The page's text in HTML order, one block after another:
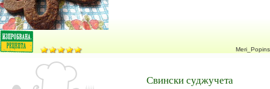
Meri_Popins
Свински суджучета